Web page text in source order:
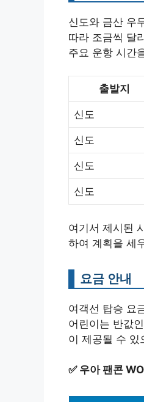
신도와 금산 우
따라 조금씩 달
주요 운항 시간
출발지
신도
신도
신도
신도
여기서 제시된
하여 계획을 세
요금 안내
여객선 탑승 요
어린이는 반값
이 제공될 수 있
✅ 우아 팬콘